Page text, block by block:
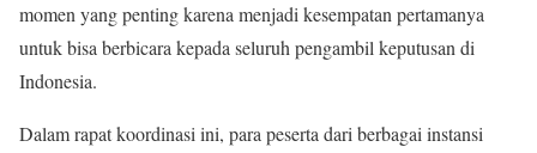
momen yang penting karena menjadi kesempatan pertamanya
untuk bisa berbicara kepada seluruh pengambil keputusan di
Indonesia.
Dalam rapat koordinasi ini, para peserta dari berbagai instansi